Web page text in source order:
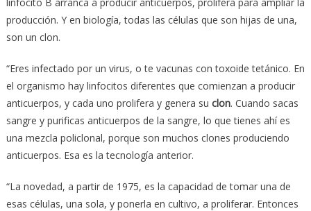
producción. Y en biología, todas las células que son hijas de una,
son un clon.
“Eres infectado por un virus, o te vacunas con toxoide tetánico. En
el organismo hay linfocitos diferentes que comienzan a producir
anticuerpos, y cada uno prolifera y genera su clon. Cuando sacas
sangre y purificas anticuerpos de la sangre, lo que tienes ahí es
una mezcla policlonal, porque son muchos clones produciendo
anticuerpos. Esa es la tecnología anterior.
“La novedad, a partir de 1975, es la capacidad de tomar una de
esas células, una sola, y ponerla en cultivo, a proliferar. Entonces